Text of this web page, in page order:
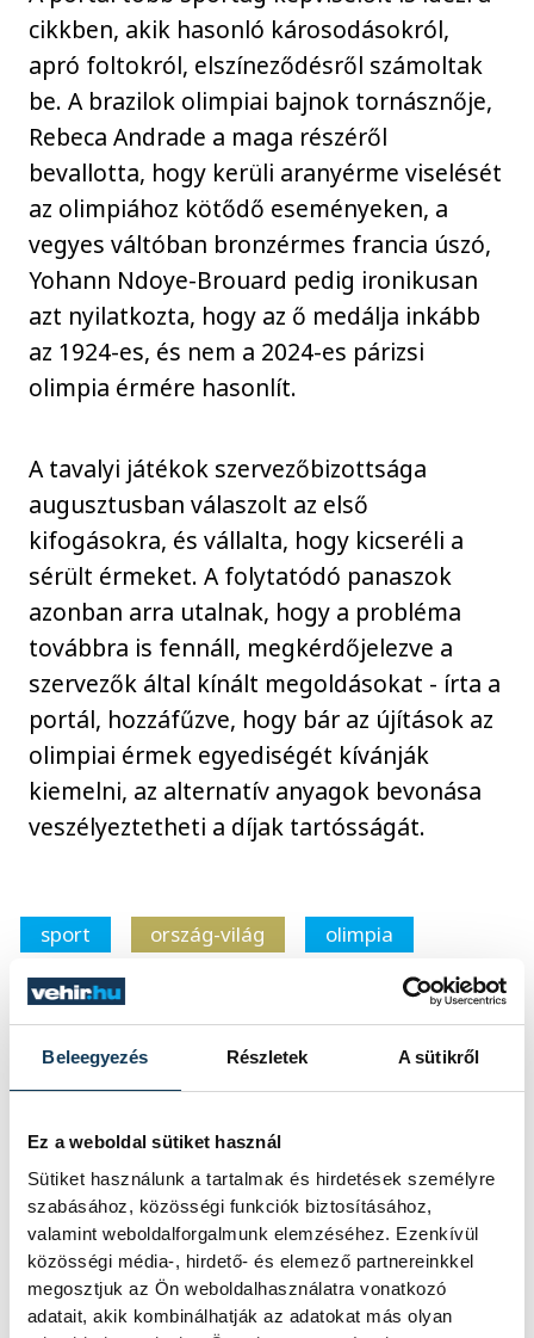
Beleegyezés Részletek A sütikről
Ez a weboldal sütiket használ
Sütiket használunk a tartalmak és hirdetések személyre
szabásához, közösségi funkciók biztosításához,
valamint weboldalforgalmunk elemzéséhez. Ezenkívül
közösségi média-, hirdető- és elemező partnereinkkel
megosztjuk az Ön weboldalhasználatra vonatkozó
adatait, akik kombinálhatják az adatokat más olyan
cikkben, akik hasonló károsodásokról,
apró foltokról, elszíneződésről számoltak
be. A brazilok olimpiai bajnok tornásznője,
Rebeca Andrade a maga részéről
bevallotta, hogy kerüli aranyérme viselését
az olimpiához kötődő eseményeken, a
vegyes váltóban bronzérmes francia úszó,
Yohann Ndoye-Brouard pedig ironikusan
azt nyilatkozta, hogy az ő medálja inkább
az 1924-es, és nem a 2024-es párizsi
olimpia érmére hasonlít.
A tavalyi játékok szervezőbizottsága
augusztusban válaszolt az első
kifogásokra, és vállalta, hogy kicseréli a
sérült érmeket. A folytatódó panaszok
azonban arra utalnak, hogy a probléma
továbbra is fennáll, megkérdőjelezve a
szervezők által kínált megoldásokat - írta a
portál, hozzáfűzve, hogy bár az újítások az
olimpiai érmek egyediségét kívánják
kiemelni, az alternatív anyagok bevonása
veszélyeztetheti a díjak tartósságát.
sport ország-világ
olimpia
Párizs 2024
SZERZŐ
vehir.hu